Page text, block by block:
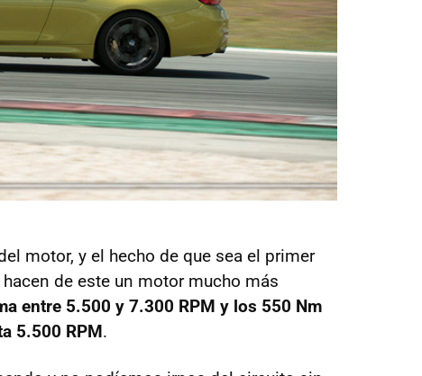
motor, y el hecho de que sea el primer
de este un motor mucho más
entre 5.500 y 7.300 RPM y los 550 Nm
5.500 RPM.